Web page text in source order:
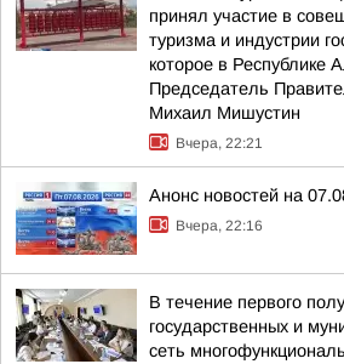
принял участие в
туризма и индустрии
которое в Республике
Председатель
Михаил Мишустин
Вчера, 22:21
Анонс новостей на
Вчера, 22:16
В течение первого
государственных и
сеть